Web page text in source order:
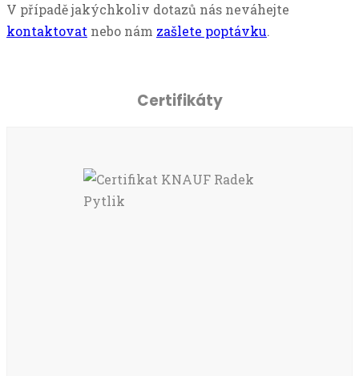
V případě jakýchkoliv dotazů nás neváhejte
kontaktovat nebo nám zašlete poptávku.
Certifikáty